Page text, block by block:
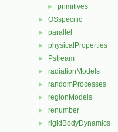
► primitives
► OSspecific
► parallel
► physicalProperties
► Pstream
► radiationModels
► randomProcesses
► regionModels
► renumber
► rigidBodyDynamics